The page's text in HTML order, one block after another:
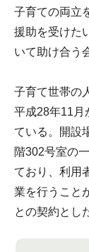
子育ての両立
援助を受けた
いて助け合う
子育て世帯の
平成28年11月
ている。開設
階302号室の
ており、利用
業を行うこと
との契約とし